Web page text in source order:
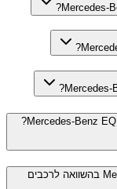
כמה יעיל Mercedes-Benz EQE SUV 500 4MATIC בהשוואה לרכבים